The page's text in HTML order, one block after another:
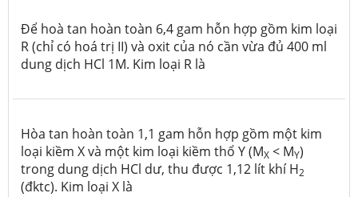
Để hoà tan hoàn toàn 6,4 gam hỗn hợp gồm kim loại
R (chỉ có hoá trị II) và oxit của nó cần vừa đủ 400 ml
dung dịch HCl 1M. Kim loại R là
Hòa tan hoàn toàn 1,1 gam hỗn hợp gồm một kim
loại kiềm X và một kim loại kiềm thổ Y (MX < MY)
trong dung dịch HCl dư, thu được 1,12 lít khí H2
(đktc). Kim loại X là